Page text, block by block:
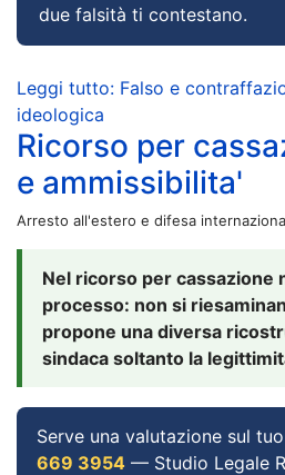
due falsità ti contestano.
Leggi tutto: Falso e
ideologica
Ricorso per
e ammissibilita'
Arresto all'estero e difesa
Nel ricorso per cassazione
processo: non si
propone una diversa
sindaca soltanto la
Serve una valutazione sul
669 3954 — Studio Legale